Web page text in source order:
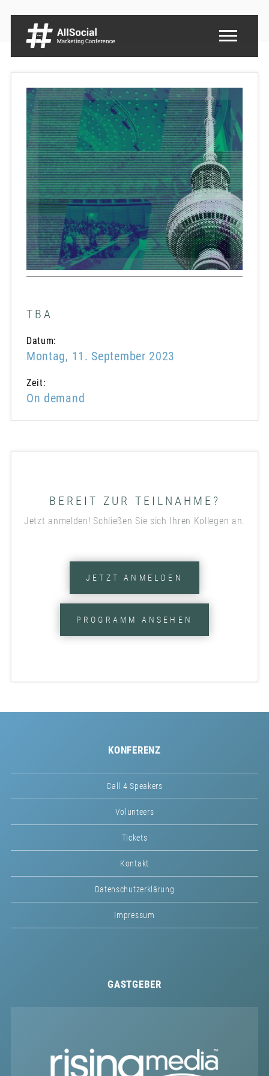
TBA
Datum:
Montag, 11. September 2023
Zeit:
On demand
BEREIT ZUR TEILNAHME?
Jetzt anmelden! Schließen Sie sich Ihren Kollegen an.
JETZT ANMELDEN
PROGRAMM ANSEHEN
KONFERENZ
Call 4 Speakers
Volunteers
Tickets
Kontakt
Datenschutzerklärung
Impressum
GASTGEBER